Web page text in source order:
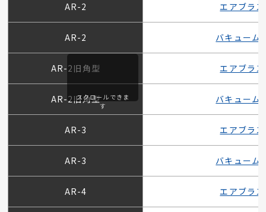
AR-2 エアブラ
AR-2 バキューム
AR-2旧角型 エアブラ
AR-2旧角型 バキューム
AR-3 エアブラ
AR-3 バキューム
AR-4 エアブラ
スクロールできま
す